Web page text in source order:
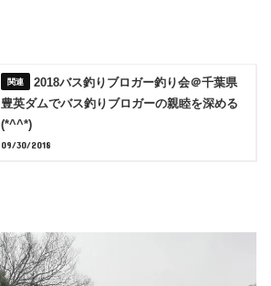
2018バス釣りブロガー釣り会＠千葉県
豊英ダムでバス釣りブロガーの親睦を深める
(*^^*)
09/30/2018